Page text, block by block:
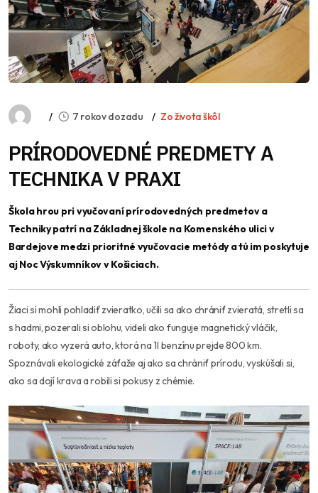
7 rokov dozadu Zo života škôl
PRÍRODOVEDNÉ PREDMETY A
TECHNIKA V PRAXI
Škola hrou pri vyučovaní prírodovedných predmetov a
Techniky patrí na Základnej škole na Komenského ulici v
Bardejove medzi prioritné vyučovacie metódy a tú im poskytuje
aj Noc Výskumníkov v Košiciach.
Žiaci si mohli pohladiť zvieratko, učili sa ako chrániť zvieratá, stretli sa
s hadmi, pozerali si oblohu, videli ako funguje magnetický vláčik,
roboty, ako vyzerá auto, ktorá na 1l benzínu prejde 800 km.
Spoznávali ekologické záťaže aj ako sa chrániť prírodu, vyskúšali si,
ako sa dojí krava a robili si pokusy z chémie.